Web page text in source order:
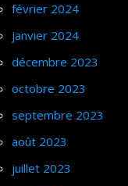
février 2024
janvier 2024
décembre 2023
octobre 2023
septembre 2023
août 2023
juillet 2023